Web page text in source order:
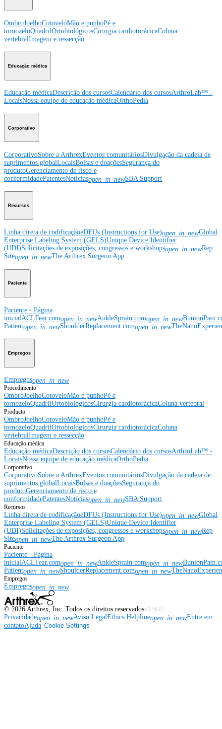
OmbroJoelhoCotoveloMão e punhoPé e
tornozeloQuadrilOrtobiológicosCirurgia cardiotorácicaColuna
vertebralImagem e ressecção
Educação médica
Educação médicaDescrição dos cursosCalendário dos cursosArthroLab™ -
LocaisNossa equipe de educação médicaOrthoPedia
Corporativo
CorporativoSobre a ArthrexEventos comunitáriosDivulgação da cadeia de
suprimentos globalLocaisBolsas e doaçõesSegurança do
produtoGerenciamento de risco e
conformidadePatentesNotíciasopen_in_newSBA Support
Recursos
Linha direta de codificaçãoeDFUs (Instructions for Use)open_in_newGlobal
Enterprise Labeling System (GELS)Unique Device Identifier
(UDI)Solicitações de exposições, congressos e workshopsopen_in_newRep
Siteopen_in_newThe Arthrex Surgeon App
Paciente
Paciente - Página
inicialACLTear.comopen_in_newAnkleSprain.comopen_in_new
Patientopen_in_newShoulderReplacement.comopen_in_new
Empregos
Empregosopen_in_new
Procedimento
OmbroJoelhoCotoveloMão e punhoPé e
tornozeloQuadrilOrtobiológicosCirurgia cardiotorácicaColuna vertebral
Producto
OmbroJoelhoCotoveloMão e punhoPé e
tornozeloQuadrilOrtobiológicosCirurgia cardiotorácicaColuna
vertebralImagem e ressecção
Educação médica
Educação médicaDescrição dos cursosCalendário dos cursosArthroLab™ -
LocaisNossa equipe de educação médicaOrthoPedia
Corporativo
CorporativoSobre a ArthrexEventos comunitáriosDivulgação da cadeia de
suprimentos globalLocaisBolsas e doaçõesSegurança do
produtoGerenciamento de risco e
conformidadePatentesNotíciasopen_in_newSBA Support
Recursos
Linha direta de codificaçãoeDFUs (Instructions for Use)open_in_newGlobal
Enterprise Labeling System (GELS)Unique Device Identifier
(UDI)Solicitações de exposições, congressos e workshopsopen_in_newRep
Siteopen_in_newThe Arthrex Surgeon App
Paciente
Paciente - Página
inicialACLTear.comopen_in_newAnkleSprain.comopen_in_new
Patientopen_in_newShoulderReplacement.comopen_in_new
Empregos
Empregosopen_in_new
© 2026 Arthrex, Inc. Todos os direitos reservadosv3.56.0
Privacidadeopen_in_newAviso LegalEthics Helplineopen_in_newEntre em
contatoAjuda Cookie Settings